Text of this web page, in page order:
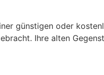
günstigen oder
Ihre alten